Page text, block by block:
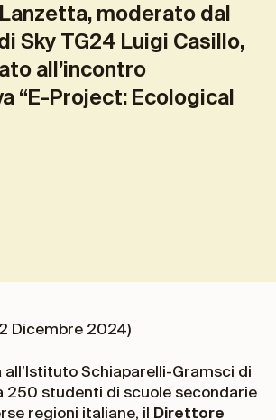
, moderato dal
Sky TG24 Luigi Casillo,
all’incontro
“E-Project: Ecological
Dicembre 2024)
Schiaparelli-Gramsci di
250 studenti di scuole secondarie
regioni italiane, il Direttore